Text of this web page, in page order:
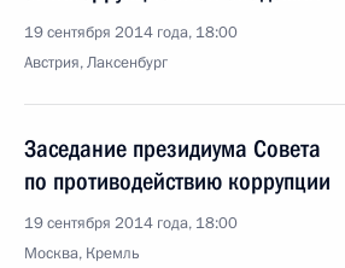
19 сентября 2014 года, 18:00
Австрия, Лаксенбург
Заседание президиума Совета
по противодействию коррупции
19 сентября 2014 года, 18:00
Москва, Кремль